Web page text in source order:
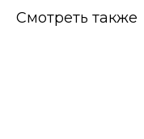
Смотреть также